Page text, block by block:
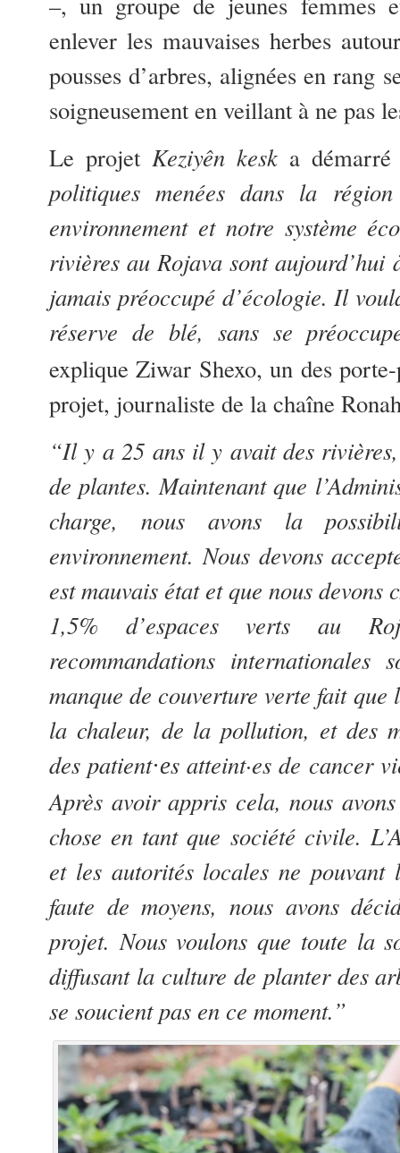
enlever les mauvaises herbes
pousses d’arbres, alignées en rang
soigneusement en veillant à ne pas
Le projet Keziyên keska démarré
politiques menées dans la
environnement et notre système
rivières au Rojava sont aujourd’hui
jamais préoccupé d’écologie. Il
réserve de blé, sans se
explique Ziwar Shexo, un des
projet, journaliste de la chaîne
“Il y a 25 ans il y avait des
de plantes. Maintenant que
charge, nous avons la
environnement. Nous devons
est mauvais état et que nous devons
1,5% d’espaces verts au
recommandations
manque de couverture verte fait que
la chaleur, de la pollution, et des
des patient·es atteint·es de cancer
Après avoir appris cela, nous
chose en tant que société civile.
et les autorités locales ne pouvant
faute de moyens, nous avons
projet. Nous voulons que toute la
diffusant la culture de planter des
se soucient pas en ce moment.”